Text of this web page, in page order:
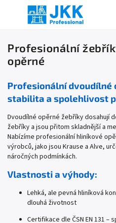
Profesionální
opěrné
Profesionální dvoudílné
stabilita a spolehlivost
Dvoudílné opěrné žebříky dosahují
žebříky a jsou přitom skladnější a
Nabízíme profesionální hliníkové
výrobců, jako jsou Krause a Alve,
náročných podmínkách.
Vlastnosti a výhody:
Lehká, ale pevná hliníková
dlouhá životnost
Certifikace dle ČSN EN 131 –